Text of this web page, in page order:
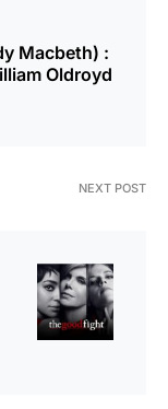
Macbeth) :
Oldroyd
NEXT POST